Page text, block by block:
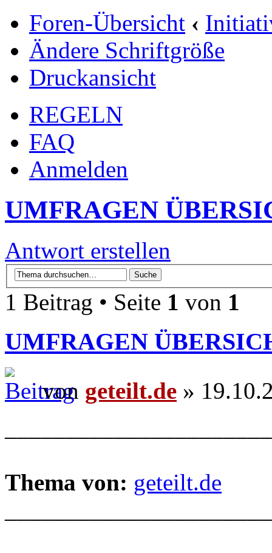
Foren-Übersicht ‹
Ändere Schriftgröße
Druckansicht
REGELN
FAQ
Anmelden
UMFRAGEN
Antwort erstellen
1 Beitrag • Seite 1 von 1
UMFRAGEN
von geteilt.de »
Thema von: geteilt.de